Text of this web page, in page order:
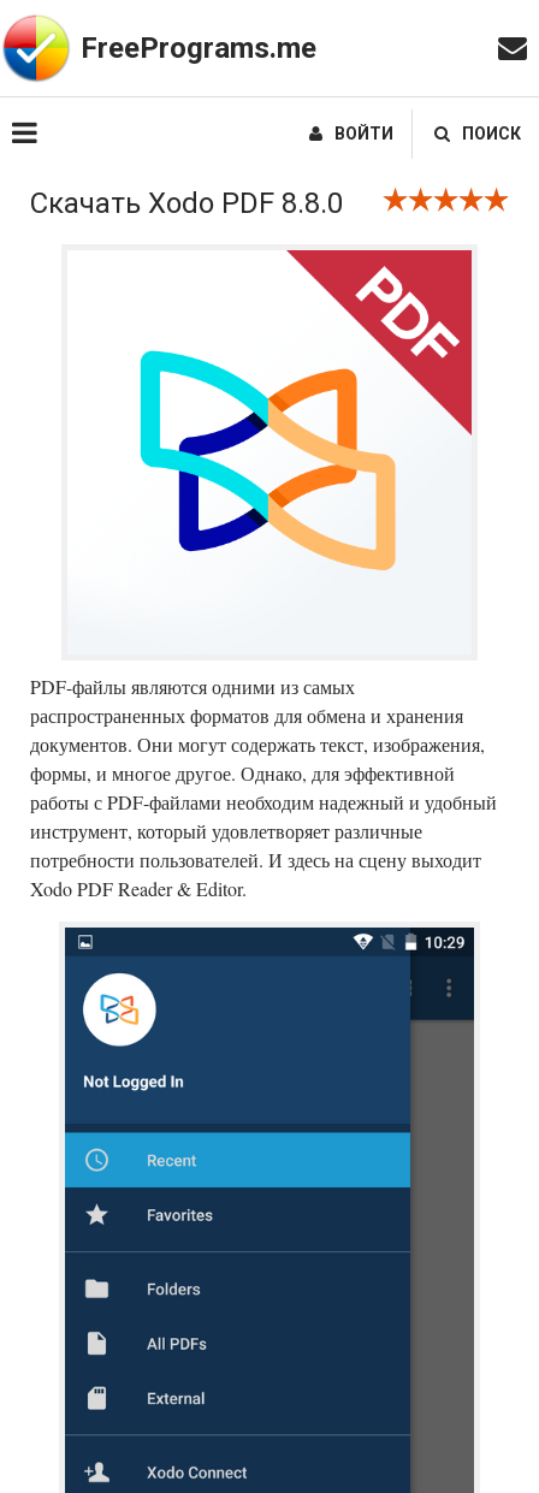
FreePrograms.me
ВОЙТИ ПОИСК
Скачать Xodo PDF 8.8.0
PDF-файлы являются одними из самых
распространенных форматов для обмена и хранения
документов. Они могут содержать текст, изображения,
формы, и многое другое. Однако, для эффективной
работы с PDF-файлами необходим надежный и удобный
инструмент, который удовлетворяет различные
потребности пользователей. И здесь на сцену выходит
Xodo PDF Reader & Editor.